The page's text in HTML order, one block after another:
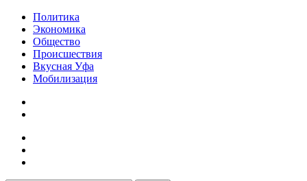
Политика
Экономика
Общество
Происшествия
Вкусная Уфа
Мобилизация